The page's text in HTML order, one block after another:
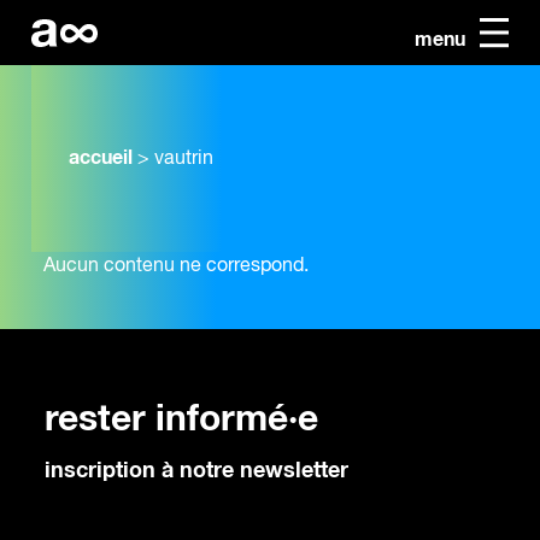
menu
accueil > vautrin
Aucun contenu ne correspond.
rester informé·e
inscription à notre newsletter